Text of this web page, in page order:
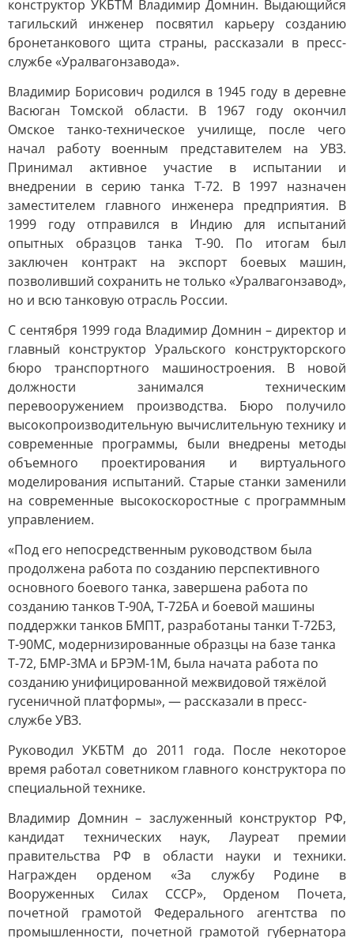
конструктор УКБТМ Владимир Домнин. Выдающийся
тагильский инженер посвятил карьеру созданию
бронетанкового щита страны, рассказали в пресс-
службе «Уралвагонзавода».
Владимир Борисович родился в 1945 году в деревне
Васюган Томской области. В 1967 году окончил
Омское танко-техническое училище, после чего
начал работу военным представителем на УВЗ.
Принимал активное участие в испытании и
внедрении в серию танка Т-72. В 1997 назначен
заместителем главного инженера предприятия. В
1999 году отправился в Индию для испытаний
опытных образцов танка Т-90. По итогам был
заключен контракт на экспорт боевых машин,
позволивший сохранить не только «Уралвагонзавод»,
но и всю танковую отрасль России.
С сентября 1999 года Владимир Домнин – директор и
главный конструктор Уральского конструкторского
бюро транспортного машиностроения. В новой
должности занимался техническим
перевооружением производства. Бюро получило
высокопроизводительную вычислительную технику и
современные программы, были внедрены методы
объемного проектирования и виртуального
моделирования испытаний. Старые станки заменили
на современные высокоскоростные с программным
управлением.
«Под его непосредственным руководством была
продолжена работа по созданию перспективного
основного боевого танка, завершена работа по
созданию танков Т-90А, Т-72БА и боевой машины
поддержки танков БМПТ, разработаны танки Т-72Б3,
Т-90МС, модернизированные образцы на базе танка
Т-72, БМР-3МА и БРЭМ-1М, была начата работа по
созданию унифицированной межвидовой тяжёлой
гусеничной платформы», — рассказали в пресс-
службе УВЗ.
Руководил УКБТМ до 2011 года. После некоторое
время работал советником главного конструктора по
специальной технике.
Владимир Домнин – заслуженный конструктор РФ,
кандидат технических наук, Лауреат премии
правительства РФ в области науки и техники.
Награжден орденом «За службу Родине в
Вооруженных Силах СССР», Орденом Почета,
почетной грамотой Федерального агентства по
промышленности, почетной грамотой губернатора